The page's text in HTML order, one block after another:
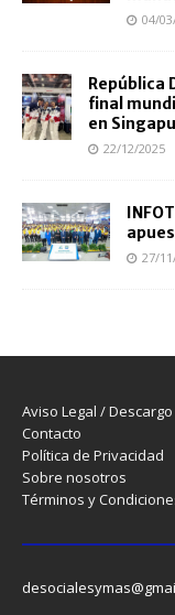
04/
República
final
en
22/12/2025
27/
Aviso Legal /
Contacto
Política de Privacidad
Sobre nosotros
Términos y